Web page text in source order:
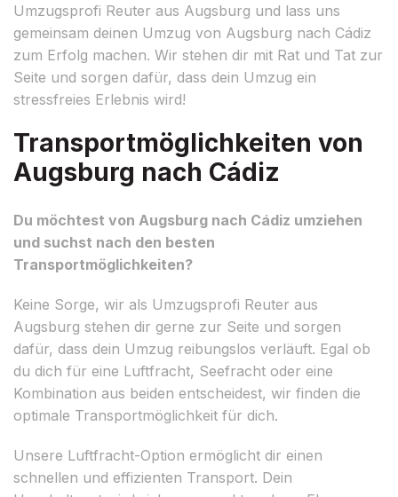
Umzugsprofi Reuter aus Augsburg und lass uns
gemeinsam deinen Umzug von Augsburg nach Cádiz
zum Erfolg machen. Wir stehen dir mit Rat und Tat zur
Seite und sorgen dafür, dass dein Umzug ein
stressfreies Erlebnis wird!
Transportmöglichkeiten von
Augsburg nach Cádiz
Du möchtest von Augsburg nach Cádiz umziehen
und suchst nach den besten
Transportmöglichkeiten?
Keine Sorge, wir als Umzugsprofi Reuter aus
Augsburg stehen dir gerne zur Seite und sorgen
dafür, dass dein Umzug reibungslos verläuft. Egal ob
du dich für eine Luftfracht, Seefracht oder eine
Kombination aus beiden entscheidest, wir finden die
optimale Transportmöglichkeit für dich.
Unsere Luftfracht-Option ermöglicht dir einen
schnellen und effizienten Transport. Dein